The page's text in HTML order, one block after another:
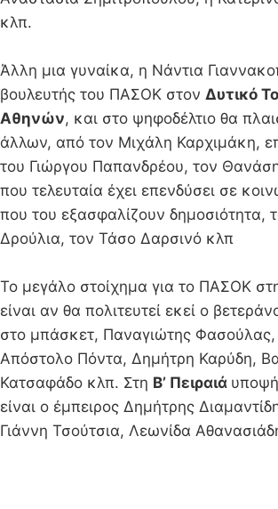
κλπ.
Άλλη μια γυναίκα, η Νάντια
βουλευτής του ΠΑΣΟΚ στον Δυτικό
Αθηνών, και στο ψηφοδέλτιο θα
άλλων, από τον Μιχάλη Καρχιμάκη,
του Γιώργου Παπανδρέου, τον
που τελευταία έχει επενδύσει σε
που του εξασφαλίζουν δημοσιότητα,
Δρούλια, τον Τάσο Δαρσινό κλπ
Το μεγάλο στοίχημα για το ΠΑΣΟΚ
είναι αν θα πολιτευτεί εκεί ο
στο μπάσκετ, Παναγιώτης Φασούλας,
Απόστολο Πόντα, Δημήτρη Καρύδη,
Κατσαφάδο κλπ. Στη Β’ Πειραιά
είναι ο έμπειρος Δημήτρης
Γιάννη Τσούτσια, Λεωνίδα